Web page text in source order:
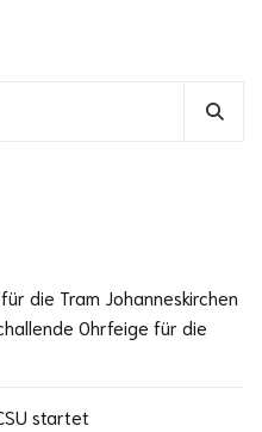
die Tram Johanneskirchen
Ohrfeige für die
startet